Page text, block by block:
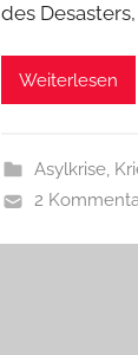
des
Weiterlesen
Asylkrise,
2